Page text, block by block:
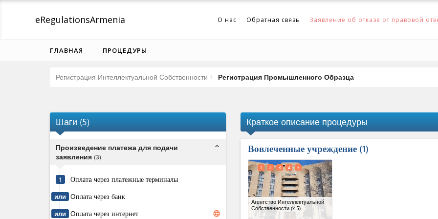
eRegulationsArmenia О нас Обратная связь Заявление об отказе от правовой
ГЛАВНАЯ ПРОЦЕДУРЫ
Регистрация Интеллектуальной Собственности Регистрация Промышленного Образца
Шаги (5)
Произведение платежа для подачи
заявления (3)
expand_less
1 Оплатa через платежные терминалы
или Oплата через банк
или Oплата через интернет language
Краткое описание процедуры
Вовлеченные учреждение 1
Агентство Интеллектуальной
Собственности (x 5)
1 2 3 4 5